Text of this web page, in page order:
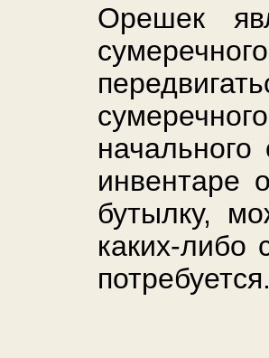
Орешек
инвентаре
бутылку,
каких-либо